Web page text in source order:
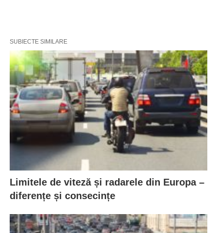
SUBIECTE SIMILARE
Limitele de viteză și radarele din Europa –
diferențe și consecințe